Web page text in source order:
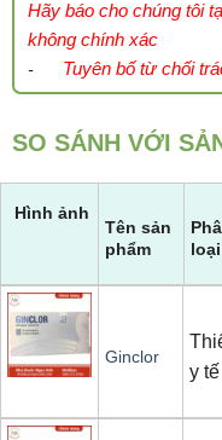
Hãy báo cho chúng tôi
không chính xác
- Tuyên bố từ chối
SO SÁNH VỚI
Hình ảnh
Tên sản
phẩm
loại
Ginclor
y tế